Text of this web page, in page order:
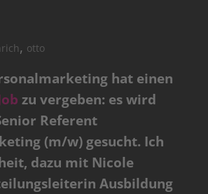
, otto
hat einen
zu vergeben: es wird
Referent
(m/w) gesucht. Ich
dazu mit Nicole
Ausbildung